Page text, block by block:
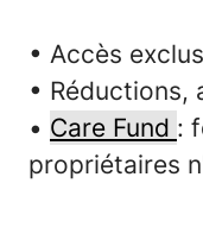
• Accès
• Réductions,
• Care Fund :
propriétaires